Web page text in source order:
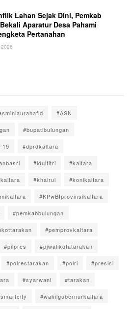
Lahan Sejak Dini, Pemkab
Aparatur Desa Pahami
Pertanahan
#ASN
#bupatibulungan
19 #dprdkaltara
#idulfitri #kaltara
#khairul #konikaltara
#KPwBIprovinsikaltara
#pemkabbulungan
#pemprovkaltara
#pilpres #pjwalikotatarakan
#polrestarakan #polri #presisi
#syarwani #tarakan
#wakilgubernurkaltara